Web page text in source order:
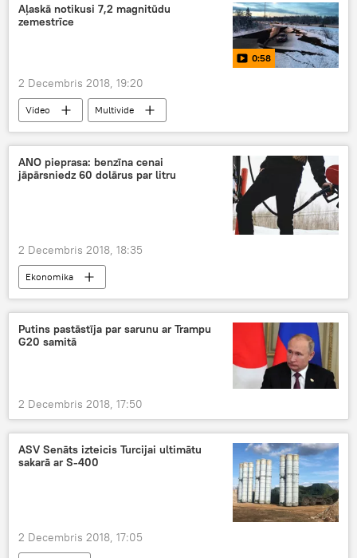
Aļaskā notikusi 7,2 magnitūdu
zemestrīce
0:58
2 Decembris 2018, 19:20
Video Multivide
ANO pieprasa: benzīna cenai
jāpārsniedz 60 dolārus par litru
2 Decembris 2018, 18:35
Ekonomika
Putins pastāstīja par sarunu ar Trampu
G20 samitā
2 Decembris 2018, 17:50
ASV Senāts izteicis Turcijai ultimātu
sakarā ar S-400
2 Decembris 2018, 17:05